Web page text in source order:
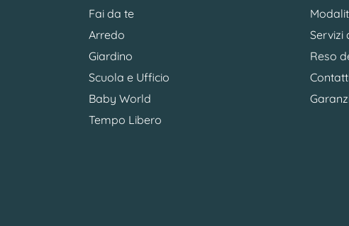
Fai da te
Arredo
Giardino
Scuola e Ufficio
Baby World
Tempo Libero
Servizi
Reso